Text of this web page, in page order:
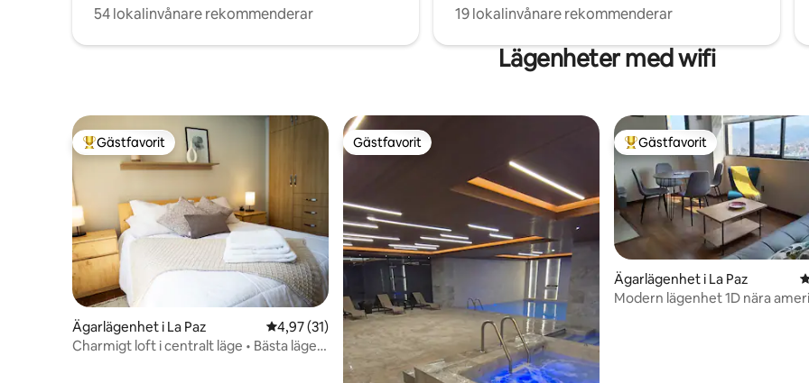
54 lokalinvånare rekommenderar
19 lokalinvånare rekommenderar
Lägenheter med wifi
Populär gästfavorit
Gästfavorit
Ägarlägenhet i La Paz 4,97 av 5 i genomsnittligt betyg, 31 omdömen
4,97 (31)
Charmigt loft i centralt läge • Bästa läget
Gästfavorit
Gästfavorit Populär gästfavorit
Gästfavorit
Ägarlägenhet i La Paz
Modern lägenhet 1D nära